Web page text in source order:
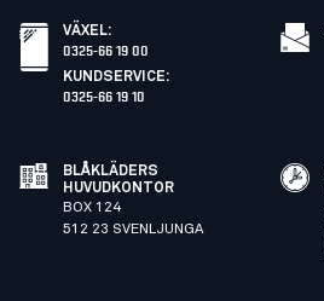
VÄXEL:
0325-66 19 00
KUNDSERVICE:
0325-66 19 10
BLÅKLÄDERS
HUVUDKONTOR
BOX 124
512 23 SVENLJUNGA